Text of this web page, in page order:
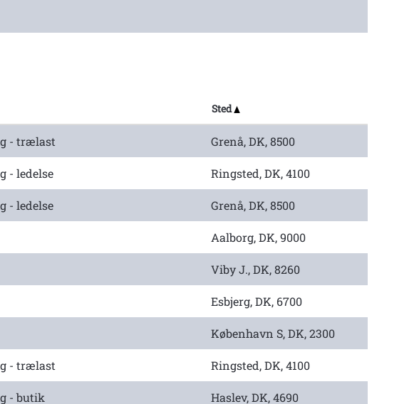
Sted
- trælast Grenå, DK, 8500
- ledelse Ringsted, DK, 4100
- ledelse Grenå, DK, 8500
Aalborg, DK, 9000
Viby J., DK, 8260
Esbjerg, DK, 6700
København S, DK, 2300
- trælast Ringsted, DK, 4100
- butik Haslev, DK, 4690